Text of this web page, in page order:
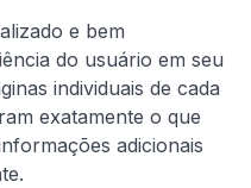
e bem
do usuário em seu
individuais de cada
exatamente o que
adicionais